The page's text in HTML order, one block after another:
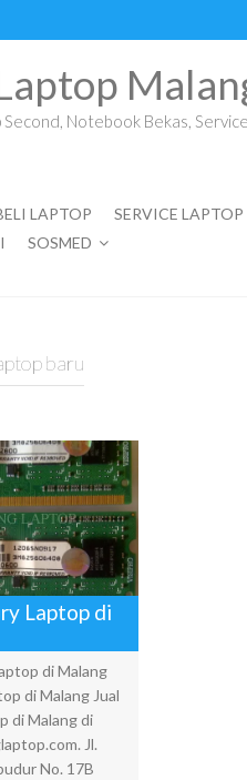
Second, Notebook Bekas,
LAPTOP
SERVICE LAPTOP
SOSMED
baru
Laptop di
di Malang
di Malang Jual
di Malang di
Jl.
No. 17B